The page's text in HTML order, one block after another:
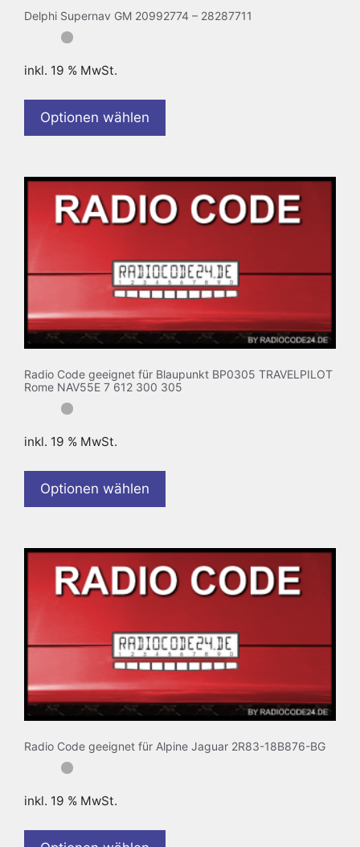
Delphi Supernav GM 20992774 – 28287711
inkl. 19 % MwSt.
Optionen wählen
Radio Code geeignet für Blaupunkt BP0305 TRAVELPILOT
Rome NAV55E 7 612 300 305
inkl. 19 % MwSt.
Optionen wählen
Radio Code geeignet für Alpine Jaguar 2R83-18B876-BG
inkl. 19 % MwSt.